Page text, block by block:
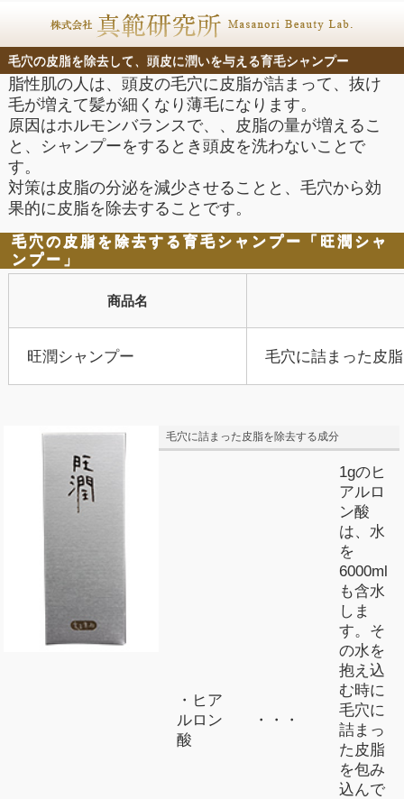
毛穴の皮脂を除去して、頭皮に潤いを与える育毛シャンプー
脂性肌の人は、頭皮の毛穴に皮脂が詰まって、抜け
毛が増えて髪が細くなり薄毛になります。
原因はホルモンバランスで、、皮脂の量が増えるこ
と、シャンプーをするとき頭皮を洗わないことで
す。
対策は皮脂の分泌を減少させることと、毛穴から効
果的に皮脂を除去することです。
毛穴の皮脂を除去する育毛シャンプー「旺潤シャ
ンプー」
商品名
旺潤シャンプー 毛穴に詰まった皮
毛穴に詰まった皮脂を除去する成分
・ヒア
ルロン
酸
・・・
1gのヒ
アルロ
ン酸
は、水
を
6000ml
も含水
しま
す。そ
の水を
抱え込
む時に
毛穴に
詰まっ
た皮脂
を包み
込んで